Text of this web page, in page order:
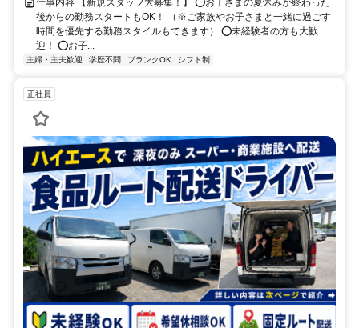
仕事内容 【新規スタッフ大募集！】 ⭕お子さまの夏休みが終わった
後からの勤務スタートもOK！ （※ご家族やお子さまと一緒に過ごす
時間を優先する勤務スタイルもできます） ⭕未経験者の方も大歓
迎！ ⭕お子...
主婦・主夫歓迎 学歴不問 ブランクOK シフト制
正社員